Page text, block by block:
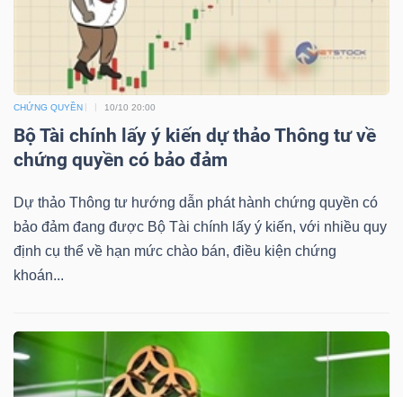
CHỨNG QUYỀN 10/10 20:00
Bộ Tài chính lấy ý kiến dự thảo Thông tư về
chứng quyền có bảo đảm
Dự thảo Thông tư hướng dẫn phát hành chứng quyền có
bảo đảm đang được Bộ Tài chính lấy ý kiến, với nhiều quy
định cụ thể về hạn mức chào bán, điều kiện chứng
khoán...
NGUYÊN
CÔNG
NGHIỆP
DÙNG
THIẾT